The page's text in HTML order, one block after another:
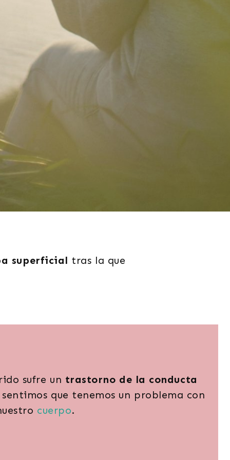
superficial tras la que
demasiadas calorías.
sufre un trastorno de la conducta
que tenemos un problema con
cuerpo.